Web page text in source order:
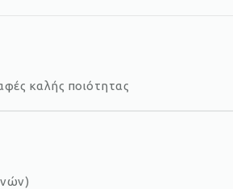
καλής ποιότητας